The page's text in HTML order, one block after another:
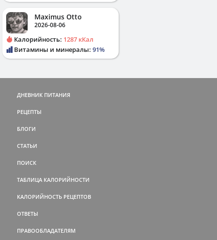
Maximus Otto
2026-08-06
Калорийность: 1287 кКал
Витамины и минералы: 91%
ДНЕВНИК ПИТАНИЯ
РЕЦЕПТЫ
БЛОГИ
СТАТЬИ
ПОИСК
ТАБЛИЦА КАЛОРИЙНОСТИ
КАЛОРИЙНОСТЬ РЕЦЕПТОВ
ОТВЕТЫ
ПРАВООБЛАДАТЕЛЯМ